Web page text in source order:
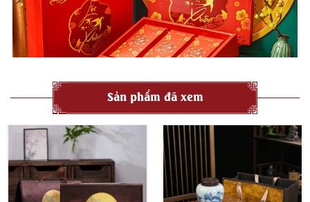
Sản phẩm đã xem